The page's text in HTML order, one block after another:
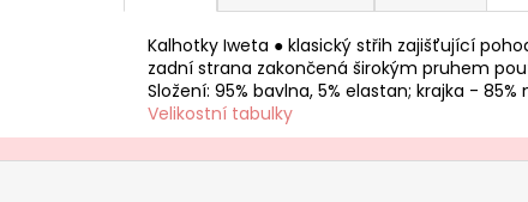
Kalhotky Iweta ● klasický střih zajišťující
zadní strana zakončená širokým pruhem
Složení: 95% bavlna, 5% elastan; krajka - 85%
Velikostní tabulky
o
r
Z